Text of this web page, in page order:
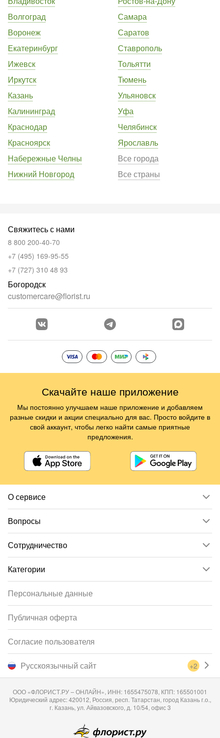
Волгоград
Воронеж
Екатеринбург
Ижевск
Иркутск
Казань
Калининград
Краснодар
Красноярск
Набережные Челны
Нижний Новгород
Самара
Саратов
Ставрополь
Тольятти
Тюмень
Ульяновск
Уфа
Челябинск
Ярославль
Все города
Все страны
О сервисе
Вопросы
Сотрудничество
Категории
Свяжитесь с нами
8 800 200-40-70
+7 (495) 169-95-55
+7 (727) 310 48 93
Богородск
customercare@florist.ru
Русскоязычный сайт +2
Персональные данные
Публичная оферта
Согласие пользователя
ООО «ФЛОРИСТ.РУ – ОНЛАЙН», ИНН: 1655475078, КПП: 165501001
Юридический адрес: 420012, Россия, респ. Татарстан, город Казань г.о.,
г. Казань, ул. Айвазовского, д. 10/54, офис 3
Скачайте наше приложение
Мы постоянно улучшаем наше приложение и добавляем
разные скидки и акции специально для вас. Просто войдите в
свой аккаунт, чтобы легко найти самые приятные
предложения.